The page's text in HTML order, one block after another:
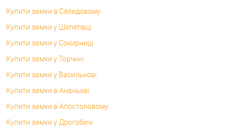
Купити замки в Селидовому
Купити замки у Шепетівці
Купити замки у Сокирниці
Купити замки у Торчині
Купити замки у Василькові
Купити замки в Ананьєві
Купити замки в Апостоловому
Купити замки у Дрогобичі